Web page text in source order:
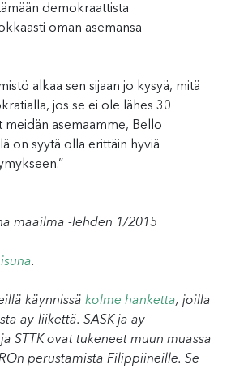
demokraattista
oman asemansa
alkaa sen sijaan jo kysyä, mitä
jos se ei ole lähes 30
meidän asemaamme, Bello
on syytä olla erittäin hyviä
maailma -lehden 1/2015
.
käynnissä kolme hanketta, joilla
ay-liikettä. SASK ja ay-
STTK ovat tukeneet muun muassa
perustamista Filippiineille. Se